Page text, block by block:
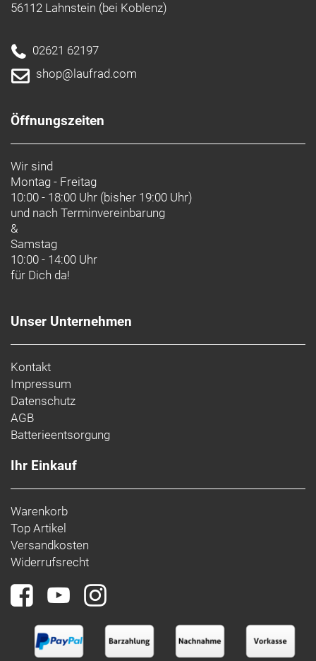
56112 Lahnstein (bei Koblenz)
02621 62197
shop@laufrad.com
Öffnungszeiten
Wir sind
Montag - Freitag
10:00 - 18:00 Uhr (bisher 19:00 Uhr)
und nach Terminvereinbarung
&
Samstag
10:00 - 14:00 Uhr
für Dich da!
Unser Unternehmen
Kontakt
Impressum
Datenschutz
AGB
Batterieentsorgung
Ihr Einkauf
Warenkorb
Top Artikel
Versandkosten
Widerrufsrecht